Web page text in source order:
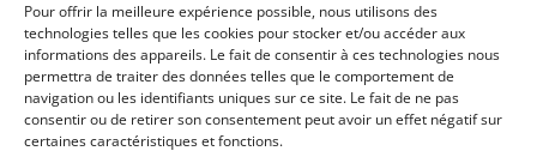
Pour offrir la meilleure expérience possible, nous utilisons des
technologies telles que les cookies pour stocker et/ou accéder aux
informations des appareils. Le fait de consentir à ces technologies nous
permettra de traiter des données telles que le comportement de
navigation ou les identifiants uniques sur ce site. Le fait de ne pas
consentir ou de retirer son consentement peut avoir un effet négatif sur
certaines caractéristiques et fonctions.
professionnels afin d’échanger sur le sujet ? N’hésitez pas à
prendre contact avec Club Élite Patrimoine Privé.
Compagnie de CGP | N° Orias du Club | CNCGP | N° Orias TC 20007262 | CIF depuis le
17/09/2020 | AMF : Validé 9/10/2018 Numéro : 2018/00965